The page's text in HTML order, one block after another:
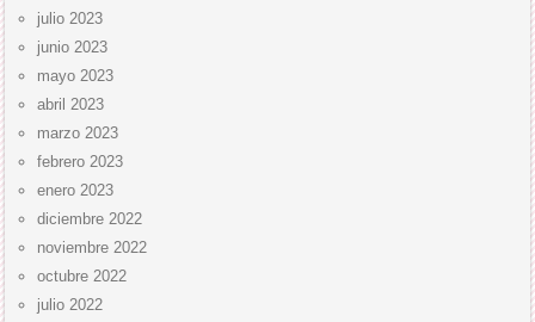
julio 2023
junio 2023
mayo 2023
abril 2023
marzo 2023
febrero 2023
enero 2023
diciembre 2022
noviembre 2022
octubre 2022
julio 2022